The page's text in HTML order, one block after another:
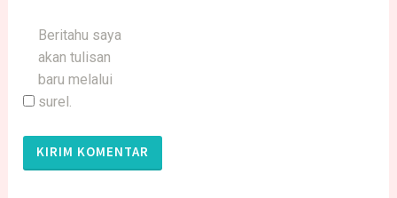
Beritahu saya
akan tulisan
baru melalui
surel.